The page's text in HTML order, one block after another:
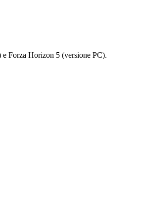
Forza Horizon 5 (versione PC).